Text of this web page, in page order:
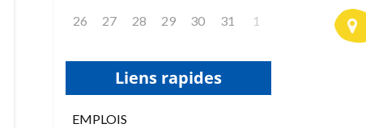
26
27 28 29 30 31 1
Liens rapides
EMPLOIS